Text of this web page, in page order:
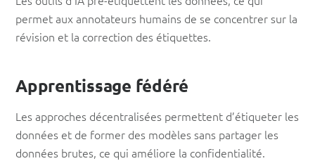
permet aux annotateurs humains de se concentrer sur la
révision et la correction des étiquettes.
Apprentissage fédéré
Les approches décentralisées permettent d’étiqueter les
données et de former des modèles sans partager les
données brutes, ce qui améliore la confidentialité.